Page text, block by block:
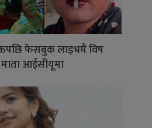
फेसबुक लाइभमै विष
माता आईसीयूमा